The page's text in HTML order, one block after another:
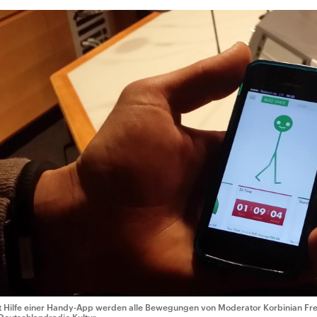
Hilfe einer Handy-App werden alle Bewegungen von Moderator Korbinian